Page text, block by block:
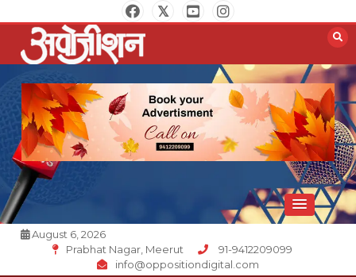
to
content
Opposition Digital
August 6, 2026
Prabhat Nagar, Meerut
91-9412209099
info@oppositiondigital.com